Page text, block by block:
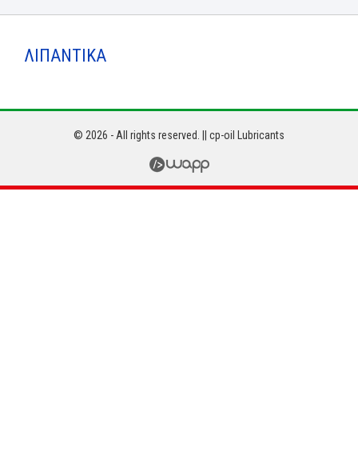
ΛΙΠΑΝΤΙΚΑ
© 2026 - All rights reserved. || cp-oil Lubricants